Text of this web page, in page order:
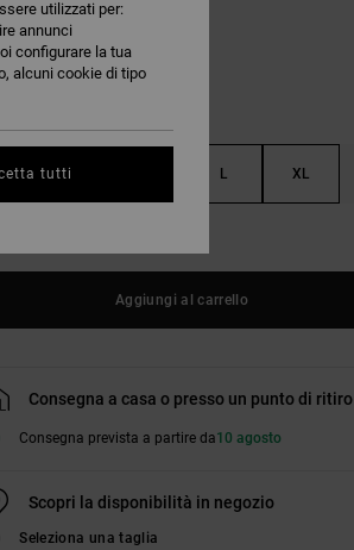
S L XL
Aggiungi al carrello
Consegna a casa o presso un punto di ritiro
Consegna prevista a partire da10 agosto
Scopri la disponibilità in negozio
Seleziona una taglia
utilizzati per:
annunci
configurare la tua
alcuni cookie di tipo
tutti